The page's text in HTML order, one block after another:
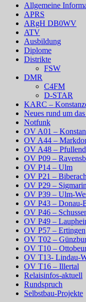
Allgemeine
APRS
ARgH DB0WV
ATV
Ausbildung
Diplome
Distrikte
FSW
DMR
C4FM
D-STAR
KARC –
Neues rund um
Notfunk
OV A01 –
OV A44 –
OV A48 –
OV P09 –
OV P14 – Ulm
OV P21 – Biberach
OV P29 –
OV P39 – Ulm-
OV P43 – Donau-
OV P46 –
OV P49 –
OV P57 – Ertingen
OV T02 –
OV T10 –
OV T13- Lindau-
OV T16 – Illertal
Relaisinfos-aktuell
Rundspruch
Selbstbau-Projekte